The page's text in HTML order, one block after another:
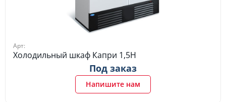
Арт:
Холодильный шкаф Капри 1,5Н
Под заказ
Напишите нам